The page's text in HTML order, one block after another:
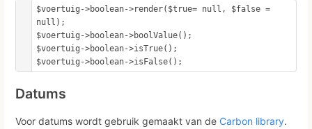
$voertuig->boolean->render($true= null, $false =
null);
$voertuig->boolean->boolValue();
$voertuig->boolean->isTrue();
$voertuig->boolean->isFalse();
Datums
Voor datums wordt gebruik gemaakt van de Carbon library.